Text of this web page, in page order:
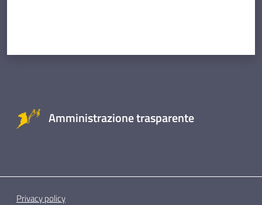
Amministrazione trasparente
Privacy policy